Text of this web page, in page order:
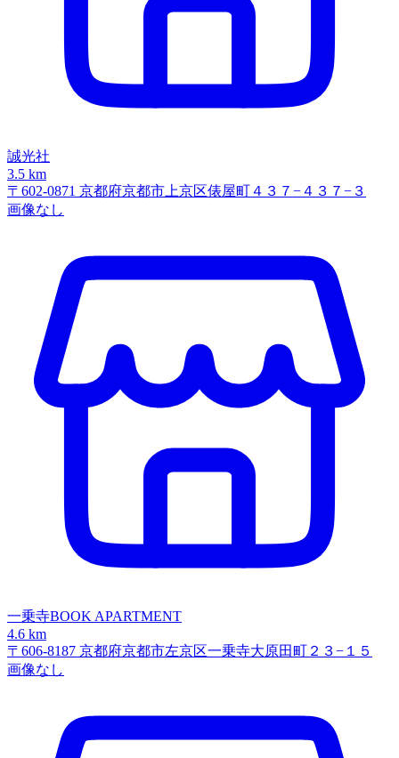
誠光社
3.5 km
〒602-0871 京都府京都市上京区俵屋町４３７−４３７−３
画像なし
一乗寺BOOK APARTMENT
4.6 km
〒606-8187 京都府京都市左京区一乗寺大原田町２３−１５
画像なし